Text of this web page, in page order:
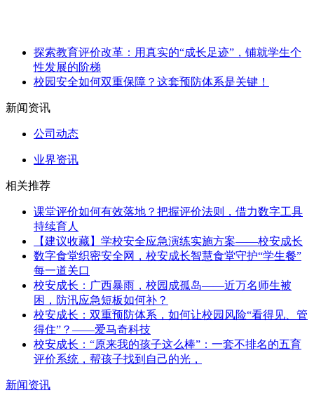
探索教育评价改革：用真实的“成长足迹”，铺就学生个
性发展的阶梯
校园安全如何双重保障？这套预防体系是关键！
新闻资讯
公司动态
业界资讯
相关推荐
课堂评价如何有效落地？把握评价法则，借力数字工具
持续育人
【建议收藏】学校安全应急演练实施方案——校安成长
数字食堂织密安全网，校安成长智慧食堂守护“学生餐”
每一道关口
校安成长：广西暴雨，校园成孤岛——近万名师生被
困，防汛应急短板如何补？
校安成长：双重预防体系，如何让校园风险“看得见、管
得住”？——爱马奇科技
校安成长：“原来我的孩子这么棒”：一套不排名的五育
评价系统，帮孩子找到自己的光，
新闻资讯